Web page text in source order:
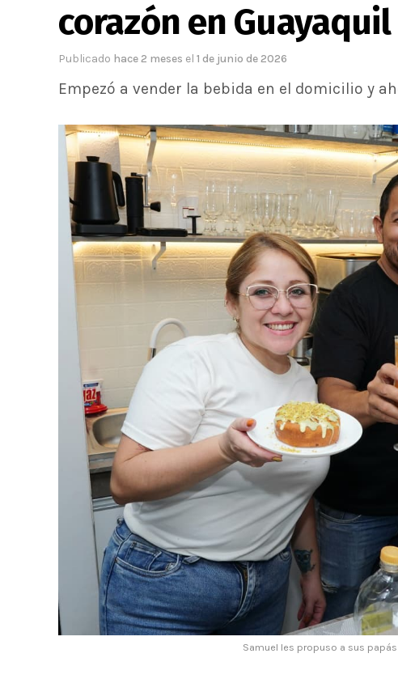
corazón en Guayaquil
Publicado hace 2 meses el 1 de junio de 2026
Empezó a vender la bebida en el domicilio y
Samuel les propuso a sus